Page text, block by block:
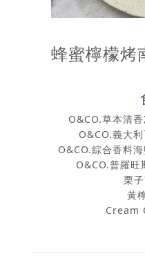
蜂蜜檸檬烤
O&CO.草本清
O&CO.義大
O&CO.綜合香料
O&CO.普羅旺
栗
黃
Cream